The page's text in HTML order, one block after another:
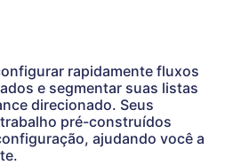
rapidamente fluxos
e segmentar suas listas
direcionado. Seus
pré-construídos
ajudando você a